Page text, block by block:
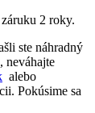
2 roky.
ste náhradný
, neváhajte
alebo
Pokúsime sa